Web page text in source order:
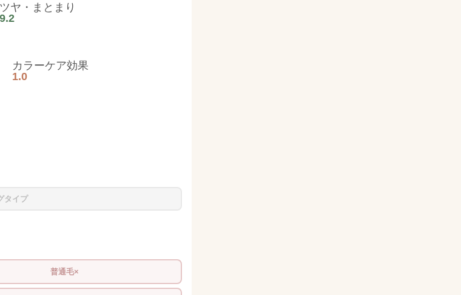
ツヤ・まとまり
9.2
カラーケア効果
1.0
タイプ
普通毛×